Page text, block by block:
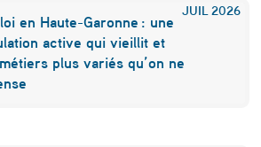
JUIL 2026
en Haute-Garonne : une
active qui vieillit et
plus variés qu’on ne